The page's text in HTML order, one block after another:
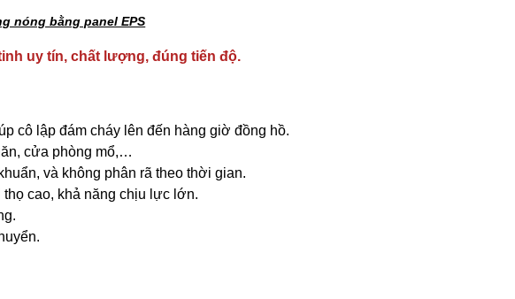
nóng bằng panel EPS
uy tín, chất lượng, đúng tiến độ.
cô lập đám cháy lên đến hàng giờ đồng hồ.
cửa phòng mổ,…
và không phân rã theo thời gian.
cao, khả năng chịu lực lớn.